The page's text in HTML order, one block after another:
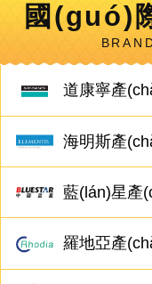
國(guó)